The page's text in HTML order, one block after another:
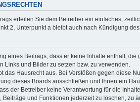
erteilen Sie dem Betreiber ein einfaches,
2, Unterpunkt a bleibt auch nach Kündigung
eines Beitrags, dass er keine Inhalte enthält,
Links und Bilder zu setzen bzw. zu verwenden.
das Hausrecht aus. Bei Verstößen gegen diese
dieses Boards ausschließen und Ihnen ein
der Betreiber keine Verantwortung für die
Beiträge und Funktionen jederzeit zu löschen, zu